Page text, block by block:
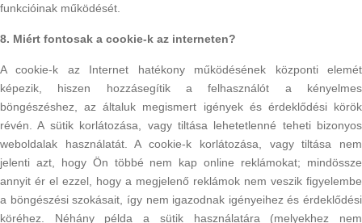
funkcióinak működését.
8. Miért fontosak a cookie-k az interneten?
A cookie-k az Internet hatékony működésének központi elemét
képezik, hiszen hozzásegítik a felhasználót a kényelmes
böngészéshez, az általuk megismert igények és érdeklődési körök
révén. A sütik korlátozása, vagy tiltása lehetetlenné teheti bizonyos
weboldalak használatát. A cookie-k korlátozása, vagy tiltása nem
jelenti azt, hogy Ön többé nem kap online reklámokat; mindössze
annyit ér el ezzel, hogy a megjelenő reklámok nem veszik figyelembe
a böngészési szokásait, így nem igazodnak igényeihez és érdeklődési
köréhez. Néhány példa a sütik használatára (melyekhez nem